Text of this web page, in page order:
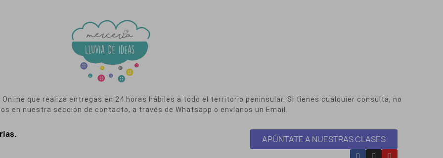
que realiza entregas en 24 horas hábiles a todo el territorio peninsular. Si tienes cualquier consulta, no
en nuestra sección de contacto, a través de Whatsapp o envíanos un Email.
APÚNTATE A NUESTRAS CLASES